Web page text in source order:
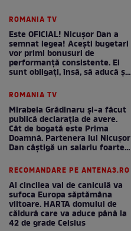
ROMANIA TV
Este OFICIAL! Nicușor Dan a
semnat legea! Acești bugetari
vor primi bonusuri de
performanță consistente. Ei
sunt obligați, însă, să aducă și
ROMANIA TV
Mirabela Grădinaru și-a făcut
publică declarația de avere.
Cât de bogată este Prima
Doamnă. Partenera lui Nicușor
Dan câștigă un salariu foarte
RECOMANDARE PE ANTENA3.RO
Al cincilea val de caniculă va
sufoca Europa săptămâna
viitoare. HARTA domului de
căldură care va aduce până la
42 de grade Celsius